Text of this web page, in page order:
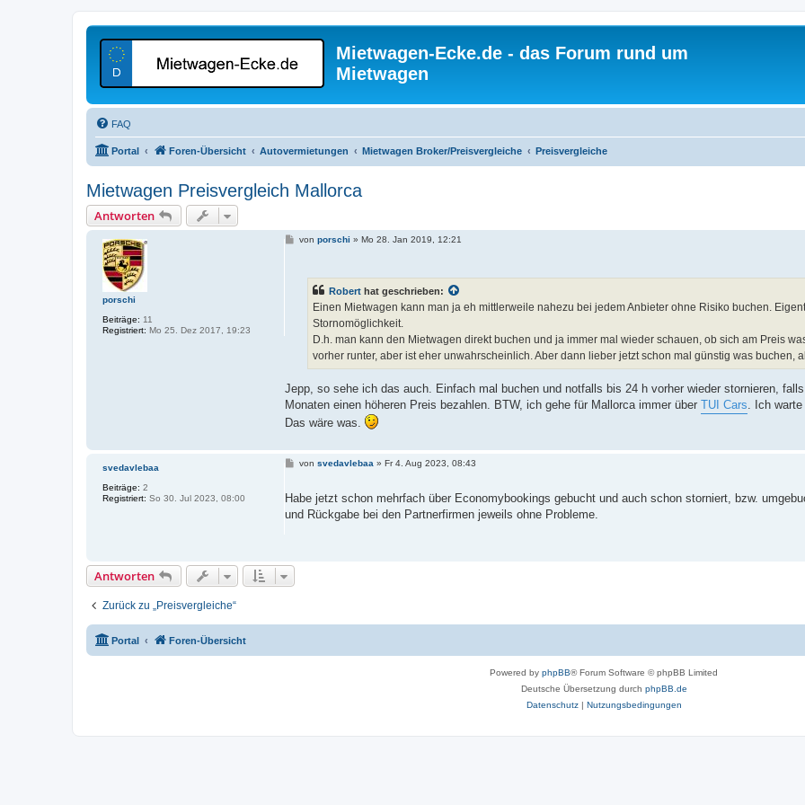
Mietwagen-Ecke.de - das Forum rund um
Mietwagen
FAQ
Portal Foren-Übersicht Autovermietungen Mietwagen Broker/Preisvergleiche Preisvergleiche
Mietwagen Preisvergleich Mallorca
Antworten
porschi
Beiträge: 11
Registriert: Mo 25. Dez 2017, 19:23
Bvon porschi » Mo 28. Jan 2019, 12:21
Robert hat geschrieben:
Einen Mietwagen kann man ja eh mittlerweile nahezu bei jedem Anbieter ohne Risiko buchen.
Stornomöglichkeit.
D.h. man kann den Mietwagen direkt buchen und ja immer mal wieder schauen, ob sich am Preis
vorher runter, aber ist eher unwahrscheinlich. Aber dann lieber jetzt schon mal günstig was buchen,
Jepp, so sehe ich das auch. Einfach mal buchen und notfalls bis 24 h vorher wieder stornieren,
Monaten einen höheren Preis bezahlen. BTW, ich gehe für Mallorca immer über TUI Cars . Ich
Das wäre was.
svedavlebaa
Beiträge: 2
Registriert: So 30. Jul 2023, 08:00
B
t
r
a
von svedavlebaa » Fr 4. Aug 2023, 08:43
Habe jetzt schon mehrfach über Economybookings gebucht und auch schon storniert, bzw.
und Rückgabe bei den Partnerfirmen jeweils ohne Probleme.
Antworten
Zurück zu „Preisvergleiche“
Portal Foren-Übersicht
Powered by phpBB® Forum Software © phpBB Limited
Deutsche Übersetzung durch phpBB.de
Datenschutz| Nutzungsbedingungen